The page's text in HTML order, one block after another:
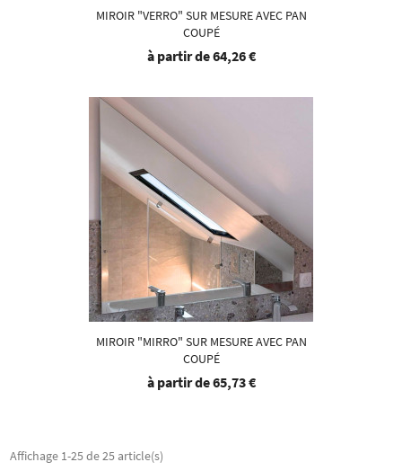
MIROIR "VERRO" SUR MESURE AVEC PAN
COUPÉ
à partir de64,26 €
MIROIR "MIRRO" SUR MESURE AVEC PAN
COUPÉ
à partir de65,73 €
Affichage 1-25 de 25 article(s)